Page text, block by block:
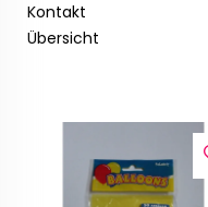
Kontakt
Übersicht